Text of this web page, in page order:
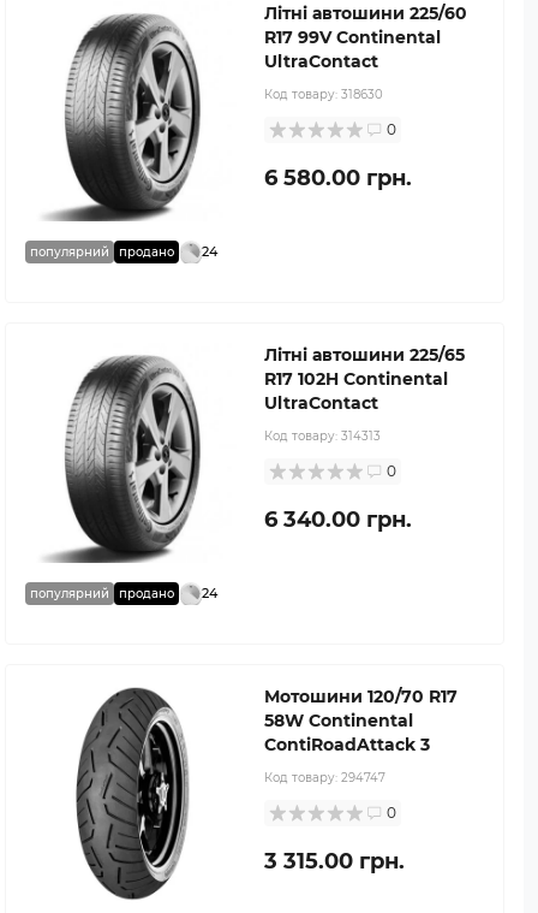
популярний продано 24
Літні автошини 225/60
R17 99V Continental
UltraContact
Код товару: 318630
0
6 580.00 грн.
популярний продано 24
Літні автошини 225/65
R17 102H Continental
UltraContact
Код товару: 314313
0
6 340.00 грн.
Мотошини 120/70 R17
58W Continental
ContiRoadAttack 3
Код товару: 294747
0
3 315.00 грн.